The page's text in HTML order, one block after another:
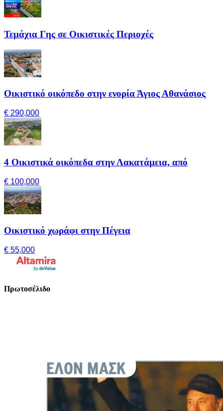
Τεμάχια Γης σε Οικιστικές Περιοχές
Οικιστικό οικόπεδο στην ενορία Άγιος Αθανάσιος
€ 290,000
4 Οικιστικά οικόπεδα στην Λακατάμεια, από
€ 100,000
Οικιστικό χωράφι στην Πέγεια
€ 55,000
Πρωτοσέλιδο